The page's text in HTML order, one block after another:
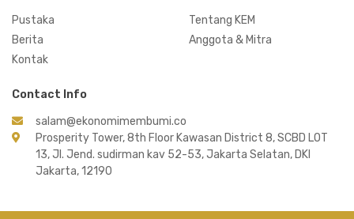
Pustaka
Berita
Kontak
Tentang KEM
Anggota & Mitra
Contact Info
salam@ekonomimembumi.co
Prosperity Tower, 8th Floor Kawasan District 8, SCBD LOT
13, Jl. Jend. sudirman kav 52-53, Jakarta Selatan, DKI
Jakarta, 12190